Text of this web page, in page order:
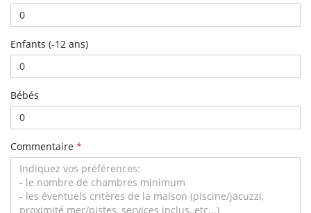
Enfants (-12 ans)
Bébés
Commentaire *